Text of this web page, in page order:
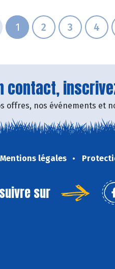
Pascale Solana.
1 2 3 4
contact,
offres, nos événements et
Mentions légales
sur